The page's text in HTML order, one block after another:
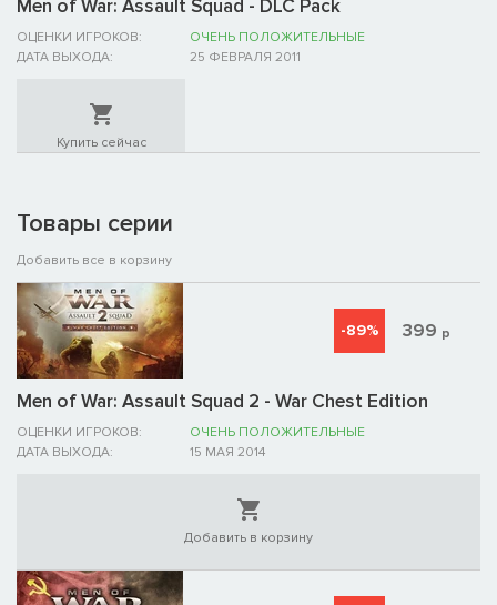
Men of War: Assault Squad - DLC Pack
ОЦЕНКИ ИГРОКОВ:
ОЧЕНЬ ПОЛОЖИТЕЛЬНЫЕ
ДАТА ВЫХОДА:
25 ФЕВРАЛЯ 2011
Купить сейчас
Товары серии
Добавить все в корзину
Men of War: Assault Squad 2 - War Chest Edition
ОЦЕНКИ ИГРОКОВ:
ОЧЕНЬ ПОЛОЖИТЕЛЬНЫЕ
ДАТА ВЫХОДА:
15 МАЯ 2014
-89% 399 р
Добавить в корзину